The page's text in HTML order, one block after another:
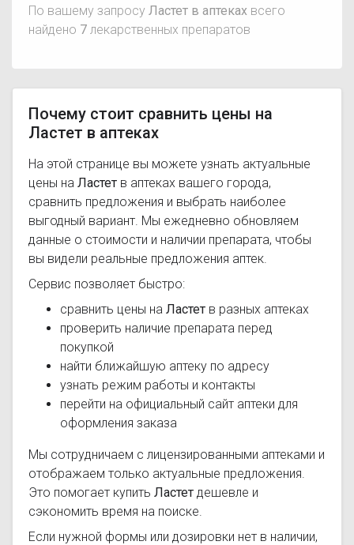
По вашему запросу Ластет в аптеках всего
найдено 7 лекарственных препаратов
Почему стоит сравнить цены на
Ластет в аптеках
На этой странице вы можете узнать актуальные
цены на Ластет в аптеках вашего города,
сравнить предложения и выбрать наиболее
выгодный вариант. Мы ежедневно обновляем
данные о стоимости и наличии препарата, чтобы
вы видели реальные предложения аптек.
Сервис позволяет быстро:
сравнить цены на Ластет в разных аптеках
проверить наличие препарата перед
покупкой
найти ближайшую аптеку по адресу
узнать режим работы и контакты
перейти на официальный сайт аптеки для
оформления заказа
Мы сотрудничаем с лицензированными аптеками и
отображаем только актуальные предложения.
Это помогает купить Ластет дешевле и
сэкономить время на поиске.
Если нужной формы или дозировки нет в наличии,